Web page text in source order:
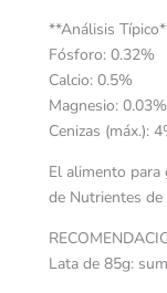
**Análisis
Fósforo: 0.32%
Calcio: 0.5%
Magnesio: 0.03%
Cenizas (máx.):
El alimento
de Nutrientes
Lata de 85g: